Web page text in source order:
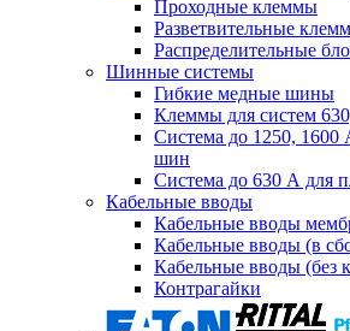
Проходные клеммы
Разветвительные
Распределительные
Шинные системы
Гибкие медные шины
Клеммы для систем
Система до 1250,
шин
Система до 630 А для
Кабельные вводы
Кабельные вводы
Кабельные вводы (в
Кабельные вводы (без
Контрагайки